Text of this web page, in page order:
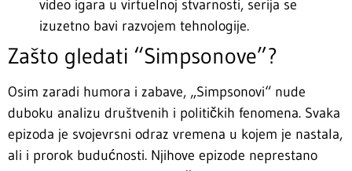
video igara u virtuelnoj stvarnosti, serija se
izuzetno bavi razvojem tehnologije.
Zašto gledati “Simpsonove”?
Osim zaradi humora i zabave, „Simpsonovi“ nude
duboku analizu društvenih i političkih fenomena. Svaka
epizoda je svojevrsni odraz vremena u kojem je nastala,
ali i prorok budućnosti. Njihove epizode neprestano